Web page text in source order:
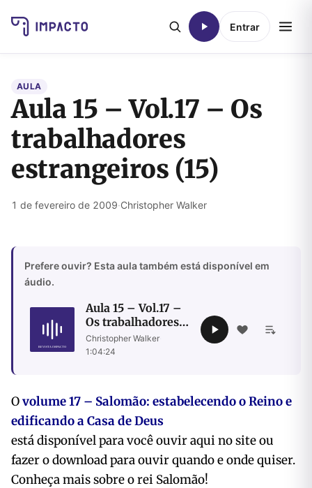
Entrar
AULA
Aula 15 – Vol.17 – Os
trabalhadores
estrangeiros (15)
1 de fevereiro de 2009·Christopher Walker
Prefere ouvir? Esta aula também está disponível em
áudio.
Aula 15 – Vol.17 –
Os trabalhadores
estrangeiros (15)
Christopher Walker
1:04:24
Ovolume 17 – Salomão: estabelecendo o Reino e
edificando a Casa de Deus
está disponível para você ouvir aqui no site ou
fazer o download para ouvir quando e onde quiser.
Conheça mais sobre o rei Salomão!